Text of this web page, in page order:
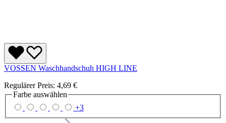
VOSSEN Waschhandschuh HIGH LINE
Regulärer Preis: 4,69 €
Farbe auswählen
+3